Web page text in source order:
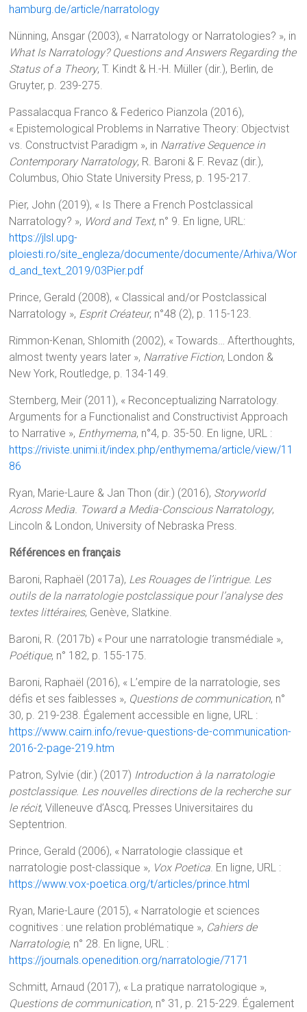
hamburg.de/article/narratology
Nünning, Ansgar (2003), « Narratology or Narratologies? », in
What Is Narratology? Questions and Answers Regarding the
Status of a Theory, T. Kindt & H.-H. Müller (dir.), Berlin, de
Gruyter, p. 239-275.
Passalacqua Franco & Federico Pianzola (2016),
« Epistemological Problems in Narrative Theory: Objectvist
vs. Constructvist Paradigm », in Narrative Sequence in
Contemporary Narratology, R. Baroni & F. Revaz (dir.),
Columbus, Ohio State University Press, p. 195-217.
Pier, John (2019), « Is There a French Postclassical
Narratology? », Word and Text, n° 9. En ligne, URL:
https://jlsl.upg-
ploiesti.ro/site_engleza/documente/documente/Arhiva/Wor
d_and_text_2019/03Pier.pdf
Prince, Gerald (2008), « Classical and/or Postclassical
Narratology », Esprit Créateur, n°48 (2), p. 115-123.
Rimmon-Kenan, Shlomith (2002), « Towards… Afterthoughts,
almost twenty years later », Narrative Fiction, London &
New York, Routledge, p. 134-149.
Sternberg, Meir (2011), « Reconceptualizing Narratology.
Arguments for a Functionalist and Constructivist Approach
to Narrative », Enthymema, n°4, p. 35-50. En ligne, URL :
https://riviste.unimi.it/index.php/enthymema/article/view/11
86
Ryan, Marie-Laure & Jan Thon (dir.) (2016), Storyworld
Across Media. Toward a Media-Conscious Narratology,
Lincoln & London, University of Nebraska Press.
Références en français
Baroni, Raphaël (2017a), Les Rouages de l’intrigue. Les
outils de la narratologie postclassique pour l’analyse des
textes littéraires, Genève, Slatkine.
Baroni, R. (2017b) « Pour une narratologie transmédiale »,
Poétique, n° 182, p. 155-175.
Baroni, Raphaël (2016), « L’empire de la narratologie, ses
défis et ses faiblesses », Questions de communication, n°
30, p. 219-238. Également accessible en ligne, URL :
https://www.cairn.info/revue-questions-de-communication-
2016-2-page-219.htm
Patron, Sylvie (dir.) (2017) Introduction à la narratologie
postclassique. Les nouvelles directions de la recherche sur
le récit, Villeneuve d’Ascq, Presses Universitaires du
Septentrion.
Prince, Gerald (2006), « Narratologie classique et
narratologie post-classique », Vox Poetica. En ligne, URL :
https://www.vox-poetica.org/t/articles/prince.html
Ryan, Marie-Laure (2015), « Narratologie et sciences
cognitives : une relation problématique », Cahiers de
Narratologie, n° 28. En ligne, URL :
https://journals.openedition.org/narratologie/7171
Schmitt, Arnaud (2017), « La pratique narratologique »,
Questions de communication, n° 31, p. 215-229. Également